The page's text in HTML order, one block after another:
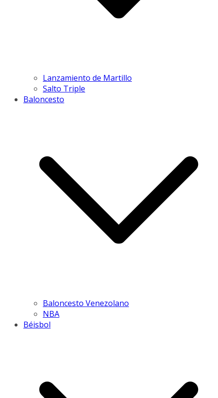
Lanzamiento de Martillo
Salto Triple
Baloncesto
Baloncesto Venezolano
NBA
Béisbol